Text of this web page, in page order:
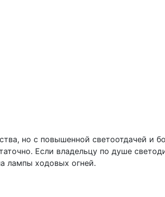
но с повышенной светоотдачей и
Если владельцу по душе
лампы ходовых огней.